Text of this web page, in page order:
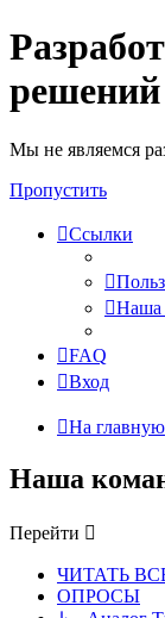
решений
Мы не являемся
Пропустить
Ссылки
Наша
FAQ
Вход
На главную
Наша
Перейти
ЧИТАТЬ
ОПРОСЫ